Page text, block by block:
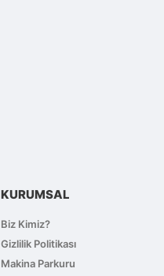
KURUMSAL
Biz Kimiz?
Gizlilik Politikası
Makina Parkuru